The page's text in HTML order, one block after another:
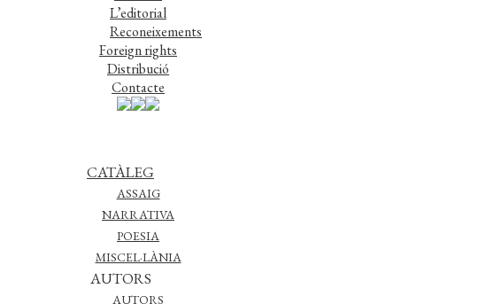
L’editorial
Reconeixements
Foreign rights
Distribució
Contacte
CATÀLEG
ASSAIG
NARRATIVA
POESIA
MISCEL·LÀNIA
AUTORS
AUTORS